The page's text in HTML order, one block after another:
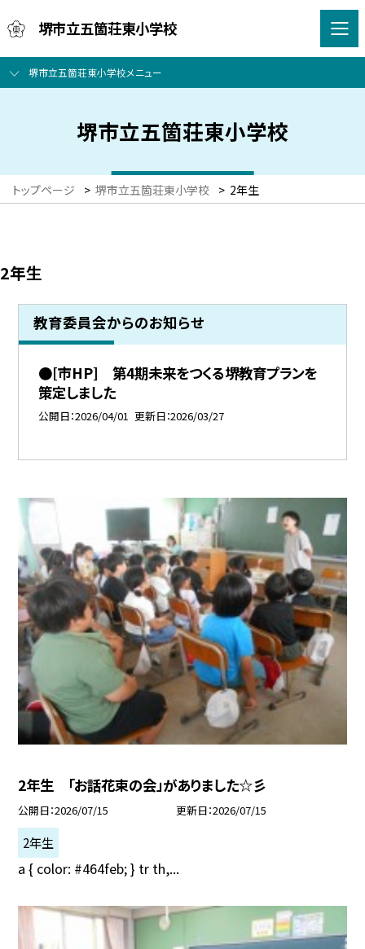
堺市立五箇荘東小学校
堺市立五箇荘東小学校メニュー
堺市立五箇荘東小学校
トップページ > 堺市立五箇荘東小学校 > 2年生
2年生
教育委員会からのお知らせ
●[市HP] 第4期未来をつくる堺教育プランを
策定しました
公開日 2026/04/01 更新日 2026/03/27
2年生 「お話花束の会」がありました☆彡
公開日 2026/07/15 更新日 2026/07/15
2年生
a { color: #464feb; } tr th,...